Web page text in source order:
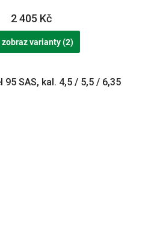
2 405 Kč
zobraz varianty (2)
95 SAS, kal. 4,5 / 5,5 / 6,35